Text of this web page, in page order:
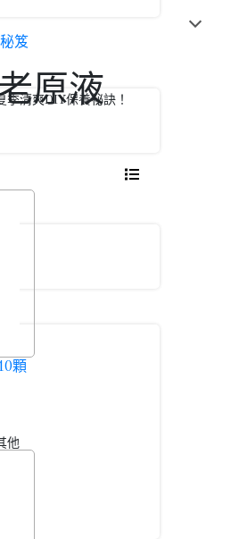
笈
季清爽DIY保養祕訣！
他
原液
顆